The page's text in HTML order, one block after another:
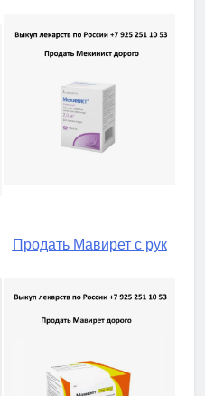
Продать Мавирет с рук